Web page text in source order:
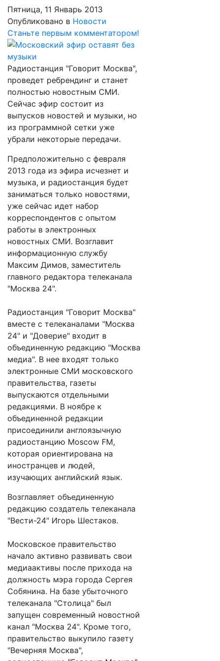
Пятница, 11 Январь 2013
Опубликовано в Новости
Станьте первым комментатором!
Радиостанция "Говорит Москва",
проведет ребрендинг и станет
полностью новостным СМИ.
Сейчас эфир состоит из
выпусков новостей и музыки, но
из программной сетки уже
убрали некоторые передачи.
Предположительно с февраля
2013 года из эфира исчезнет и
музыка, и радиостанция будет
заниматься только новостями,
уже сейчас идет набор
корреспондентов с опытом
работы в электронных
новостных СМИ. Возглавит
информационную службу
Максим Димов, заместитель
главного редактора телеканала
"Москва 24".
Радиостанция "Говорит Москва"
вместе с телеканалами "Москва
24" и "Доверие" входит в
объединенную редакцию "Москва
медиа". В нее входят только
электронные СМИ московского
правительства, газеты
выпускаются отдельными
редакциями. В ноябре к
объединенной редакции
присоединили англоязычную
радиостанцию Moscow FM,
которая ориентирована на
иностранцев и людей,
изучающих английский язык.
Возглавляет объединенную
редакцию создатель телеканала
"Вести-24" Игорь Шестаков.
Московское правительство
начало активно развивать свои
медиаактивы после прихода на
должность мэра города Сергея
Собянина. На базе убыточного
телеканала "Столица" был
запущен современный новостной
канал "Москва 24". Кроме того,
правительство выкупило газету
"Вечерняя Москва",